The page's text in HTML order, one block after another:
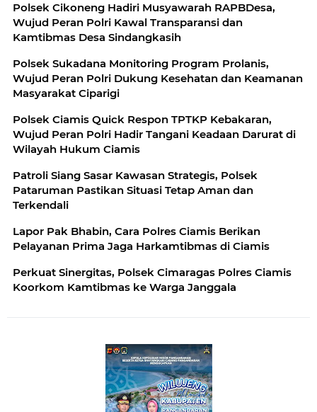
Polsek Cikoneng Hadiri Musyawarah RAPBDesa,
Wujud Peran Polri Kawal Transparansi dan
Kamtibmas Desa Sindangkasih
Polsek Sukadana Monitoring Program Prolanis,
Wujud Peran Polri Dukung Kesehatan dan Keamanan
Masyarakat Ciparigi
Polsek Ciamis Quick Respon TPTKP Kebakaran,
Wujud Peran Polri Hadir Tangani Keadaan Darurat di
Wilayah Hukum Ciamis
Patroli Siang Sasar Kawasan Strategis, Polsek
Pataruman Pastikan Situasi Tetap Aman dan
Terkendali
Lapor Pak Bhabin, Cara Polres Ciamis Berikan
Pelayanan Prima Jaga Harkamtibmas di Ciamis
Perkuat Sinergitas, Polsek Cimaragas Polres Ciamis
Koorkom Kamtibmas ke Warga Janggala